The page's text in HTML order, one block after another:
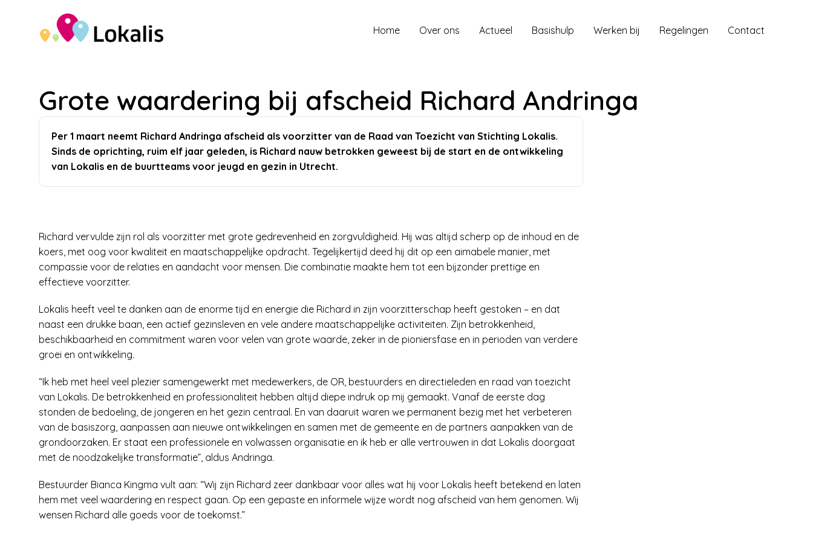
Home Over ons Actueel Basishulp Werken bij Regelingen Contact
Grote waardering bij afscheid Richard Andringa
Per 1 maart neemt Richard Andringa afscheid als voorzitter van de Raad van Toezicht van Stichting Lokalis.
Sinds de oprichting, ruim elf jaar geleden, is Richard nauw betrokken geweest bij de start en de ontwikkeling
van Lokalis en de buurtteams voor jeugd en gezin in Utrecht.
Richard vervulde zijn rol als voorzitter met grote gedrevenheid en zorgvuldigheid. Hij was altijd scherp op de inhoud en de
koers, met oog voor kwaliteit en maatschappelijke opdracht. Tegelijkertijd deed hij dit op een aimabele manier, met
compassie voor de relaties en aandacht voor mensen. Die combinatie maakte hem tot een bijzonder prettige en
effectieve voorzitter.
Lokalis heeft veel te danken aan de enorme tijd en energie die Richard in zijn voorzitterschap heeft gestoken – en dat
naast een drukke baan, een actief gezinsleven en vele andere maatschappelijke activiteiten. Zijn betrokkenheid,
beschikbaarheid en commitment waren voor velen van grote waarde, zeker in de pioniersfase en in perioden van verdere
groei en ontwikkeling.
“Ik heb met heel veel plezier samengewerkt met medewerkers, de OR, bestuurders en directieleden en raad van toezicht
van Lokalis. De betrokkenheid en professionaliteit hebben altijd diepe indruk op mij gemaakt. Vanaf de eerste dag
stonden de bedoeling, de jongeren en het gezin centraal. En van daaruit waren we permanent bezig met het verbeteren
van de basiszorg, aanpassen aan nieuwe ontwikkelingen en samen met de gemeente en de partners aanpakken van de
grondoorzaken. Er staat een professionele en volwassen organisatie en ik heb er alle vertrouwen in dat Lokalis doorgaat
met de noodzakelijke transformatie”, aldus Andringa.
Bestuurder Bianca Kingma vult aan: “Wij zijn Richard zeer dankbaar voor alles wat hij voor Lokalis heeft betekend en laten
hem met veel waardering en respect gaan. Op een gepaste en informele wijze wordt nog afscheid van hem genomen. Wij
wensen Richard alle goeds voor de toekomst.”